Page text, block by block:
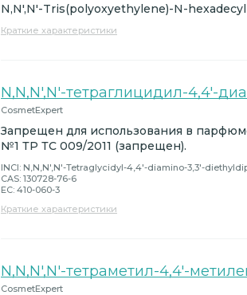
N,N',N'-Tris(polyoxyethylene)-N-
Краткие характеристики
N,N,N',N'-тетраглицидил-4,4'-
CosmetExpert
Запрещен для использования в
№1 ТР ТС 009/2011 (запрещен).
INCI: N,N,N',N'-Tetraglycidyl-4,4'-diamino-3,3'-
CAS: 130728-76-6
EC: 410-060-3
Краткие характеристики
N,N,N',N'-тетраметил-4,4'-
CosmetExpert